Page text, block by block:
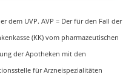
dem UVP. AVP = Der für den Fall der
(KK) vom pharmazeutischen
der Apotheken mit den
für Arzneispezialitäten